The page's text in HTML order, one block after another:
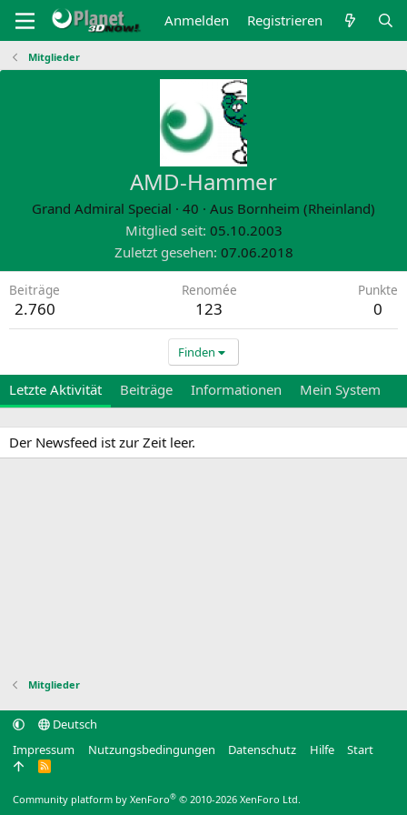
Anmelden Registrieren
Mitglieder
AMD-Hammer
Grand Admiral Special · 40 · Aus Bornheim (Rheinland)
Mitglied seit 05.10.2003
Zuletzt gesehen 07.06.2018
Beiträge
2.760
Renomée
123
Punkte
0
Finden
Letzte Aktivität Beiträge Informationen Mein System
Der Newsfeed ist zur Zeit leer.
Mitglieder
Deutsch
Impressum
Nutzungsbedingungen Datenschutz Hilfe Start
R
Community platform by XenForo® © 2010-2026 XenForo Ltd.